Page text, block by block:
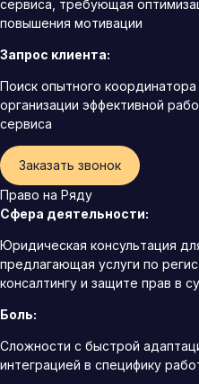
сервиса, требующая
повышения мотивации
Запрос клиента:
Поиск опытного
организации эффективной
сервиса
Заказать звонок
Право на Ряду
Сфера деятельности:
Юридическая консультация
предлагающая услуги по
консалтингу и защите прав в
Боль:
Сложности с быстрой
интеграцией в специфику